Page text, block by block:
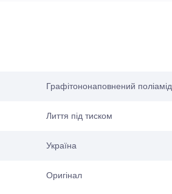
Графітононаповнений
Лиття під тиском
Україна
Оригінал